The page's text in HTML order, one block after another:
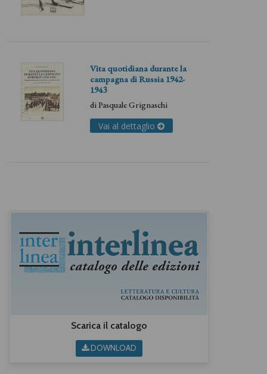
Vita quotidiana durante la
campagna di Russia 1942-
1943
diPasquale Grignaschi
Vai al dettaglio
Scarica il catalogo
DOWNLOAD